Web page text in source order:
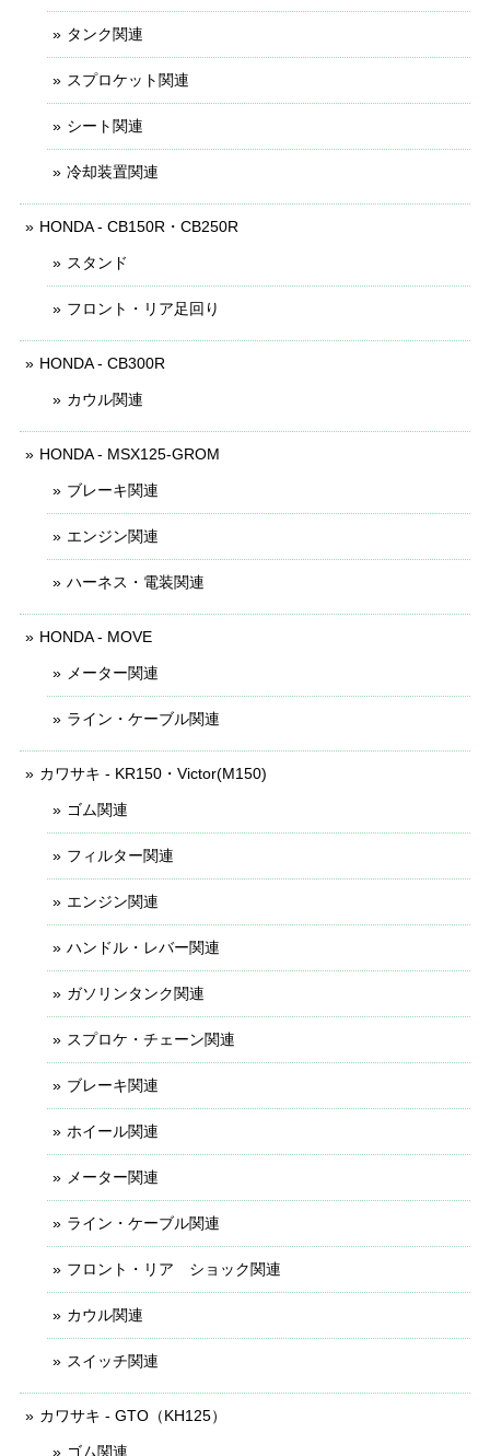
タンク関連
スプロケット関連
シート関連
冷却装置関連
HONDA - CB150R・CB250R
スタンド
フロント・リア足回り
HONDA - CB300R
カウル関連
HONDA - MSX125-GROM
ブレーキ関連
エンジン関連
ハーネス・電装関連
HONDA - MOVE
メーター関連
ライン・ケーブル関連
カワサキ - KR150・Victor(M150)
ゴム関連
フィルター関連
エンジン関連
ハンドル・レバー関連
ガソリンタンク関連
スプロケ・チェーン関連
ブレーキ関連
ホイール関連
メーター関連
ライン・ケーブル関連
フロント・リア ショック関連
カウル関連
スイッチ関連
カワサキ - GTO（KH125）
ゴム関連